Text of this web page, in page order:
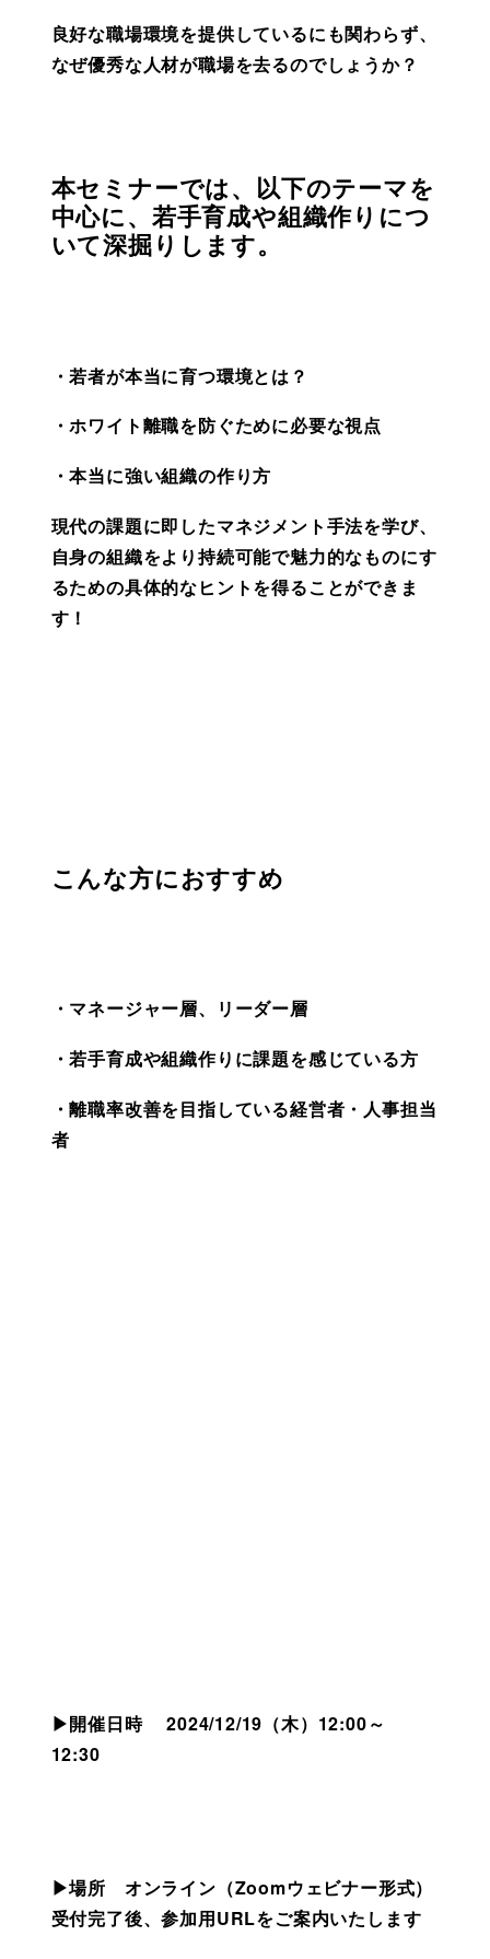
良好な職場環境を提供しているにも関わらず、
なぜ優秀な人材が職場を去るのでしょうか？
本セミナーでは、以下のテーマを
中心に、若手育成や組織作りにつ
いて深掘りします。
・若者が本当に育つ環境とは？
・ホワイト離職を防ぐために必要な視点
・本当に強い組織の作り方
現代の課題に即したマネジメント手法を学び、
自身の組織をより持続可能で魅力的なものにす
るための具体的なヒントを得ることができま
す！
こんな方におすすめ
・マネージャー層、リーダー層
・若手育成や組織作りに課題を感じている方
・離職率改善を目指している経営者・人事担当
者
▶開催日時　 2024/12/19（木）12:00～
12:30
▶場所　オンライン（Zoomウェビナー形式）
受付完了後、参加用URLをご案内いたします